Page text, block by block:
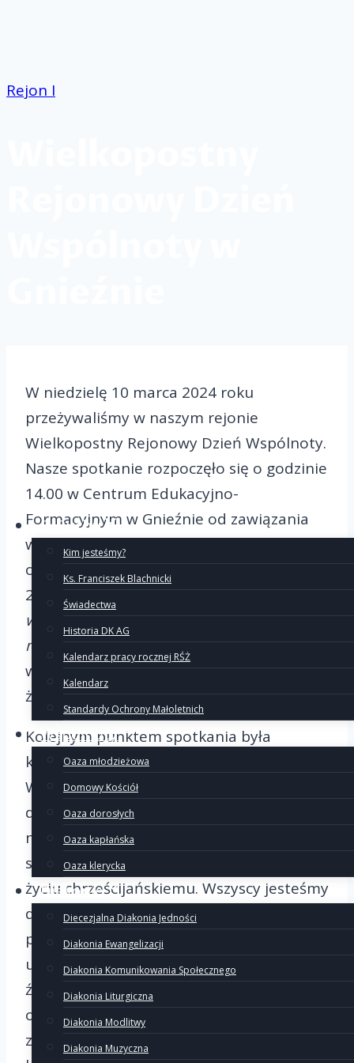
O Ruchu
Kim jesteśmy?
Ks. Franciszek Blachnicki
Świadectwa
Historia DK AG
Kalendarz pracy rocznej RŚŻ
Kalendarz
Standardy Ochrony Małoletnich
Wspólnoty
Oaza młodzieżowa
Domowy Kościół
Oaza dorosłych
Oaza kapłańska
Oaza klerycka
Diakonie
Diecezjalna Diakonia Jedności
Diakonia Ewangelizacji
Diakonia Komunikowania Społecznego
Diakonia Liturgiczna
Diakonia Modlitwy
Diakonia Muzyczna
Rejon I
W niedzielę 10 marca 2024 roku
przeżywaliśmy w naszym rejonie
Wielkopostny Rejonowy Dzień Wspólnoty.
Nasze spotkanie rozpoczęło się o godzinie
14.00 w Centrum Edukacyjno-
Formacyjnym w Gnieźnie od zawiązania
wspólnoty. Po zapaleniu świecy
odczytano fragment Pisma Świętego: Dz
2, 42
„Trwali w nauce apostolskiej i we
wspólnocie, w łamaniu chleba i w
modlitwach”
wspólnotę, prosiliśmy o łaskę stawania się
żywymi członkami Kościoła.
Kolejnym punktem spotkania była
konferencja, którą wygłosił ks. Marcin
Wawrzyniak. Zwrócił szczególną uwagę na
deuterokatechumenat, który ma na celu
nauczanie uczestnika formacji nowego
stylu życia, który odpowiada dojrzałemu
życiu chrześcijańskiemu. Wszyscy jesteśmy
do czegoś powołani, ważne jest aby
powołanie przyjąć i trwać w nim pomimo
upadków. Konieczne jest powracanie do
źródeł i przeglądanie się w nich oraz
odkrywanie na nowo „starych treści”. Nie
zapominajmy, że mamy pomoc Boga,